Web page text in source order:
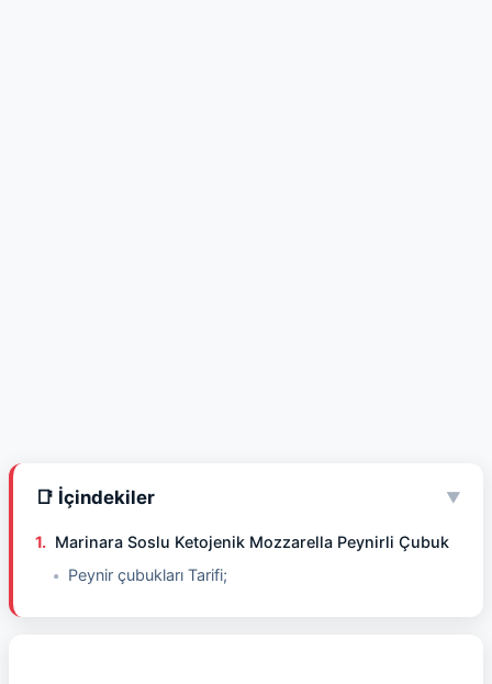
📑 İçindekiler ▼
Marinara Soslu Ketojenik Mozzarella Peynirli Çubuk
Peynir çubukları Tarifi;